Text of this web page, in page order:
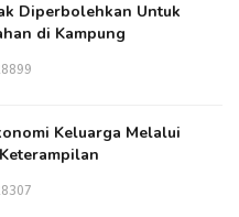
Diperbolehkan Untuk
di Kampung
Keluarga Melalui